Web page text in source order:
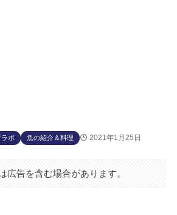
ラボ 魚の紹介＆料理 2021年1月25日
広告を含む場合があります。